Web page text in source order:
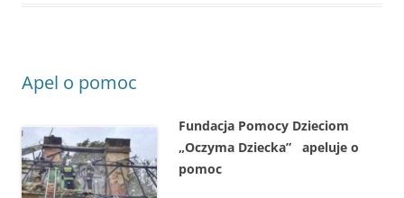
Apel o pomoc
Fundacja Pomocy Dzieciom
„Oczyma Dziecka” apeluje o
pomoc